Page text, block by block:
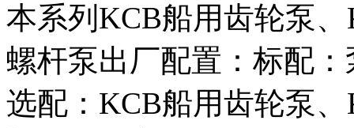
本系列KCB船用齿轮泵
螺杆泵出厂配置：标配
选配：KCB船用齿轮泵